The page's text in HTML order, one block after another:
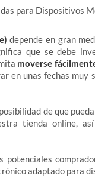
depende en gran
que se debe
moverse
en unas fechas muy
de que
tienda online,
adaptado para